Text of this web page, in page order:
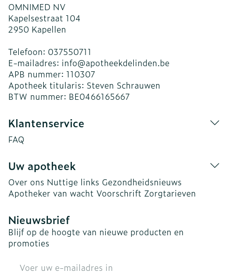
OMNIMED NV
Kapelsestraat 104
2950 Kapellen
Telefoon: 037550711
E-mailadres: info@apotheekdelinden.be
APB nummer: 110307
Apotheek titularis: Steven Schrauwen
BTW nummer: BE0466165667
Klantenservice
FAQ
Uw apotheek
Over ons Nuttige links Gezondheidsnieuws
Apotheker van wacht Voorschrift Zorgtarieven
Nieuwsbrief
Blijf op de hoogte van nieuwe producten en
promoties